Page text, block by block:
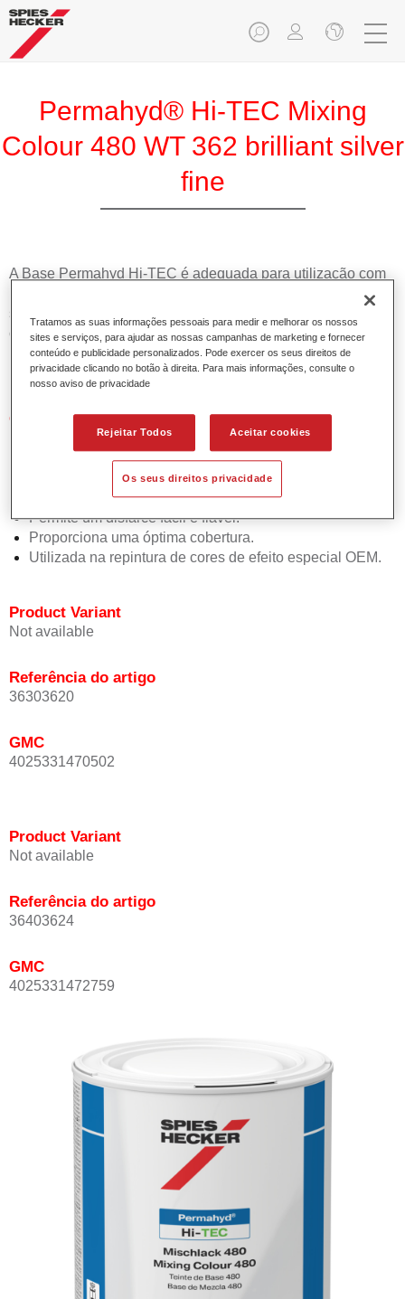
Permahyd® Hi-TEC Mixing
Colour 480 WT 362 brilliant silver
fine
A Base Permahyd Hi-TEC é adequada para utilização com
sistema de base bicamada aquosa. Este sistema de mistura
contém todas as cores lisas e de efeito necessárias para a
repintura de alta qualidade de veículos automóveis de
passageiros.
Características do produto
Simples e rápido de aplicar.
Oferece uma precisão de cor excepcional mesmo com
orientação de efeito.
Promove tempos de processo curtos.
Permite um disfarce fácil e fiável.
Proporciona uma óptima cobertura.
Utilizada na repintura de cores de efeito especial OEM.
Product Variant
Not available
Referência do artigo
36303620
GMC
4025331470502
Product Variant
Not available
Referência do artigo
36403624
GMC
4025331472759
Tratamos as suas informações pessoais para medir e melhorar os nossos
sites e serviços, para ajudar as nossas campanhas de marketing e fornecer
conteúdo e publicidade personalizados. Pode exercer os seus direitos de
privacidade clicando no botão à direita. Para mais informações, consulte o
nosso aviso de privacidade
Rejeitar Todos Aceitar cookies
Os seus direitos privacidade